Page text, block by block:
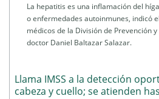
La hepatitis es una inflamación del
o enfermedades autoinmunes, indicó
médicos de la División de Prevención
doctor Daniel Baltazar Salazar.
Llama IMSS a la detección
cabeza y cuello; se atienden